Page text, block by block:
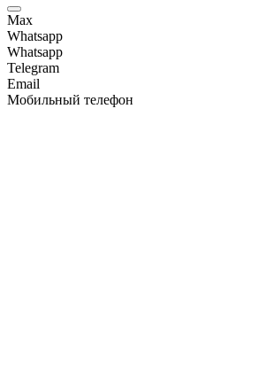
Max
Whatsapp
Whatsapp
Telegram
Email
Мобильный телефон